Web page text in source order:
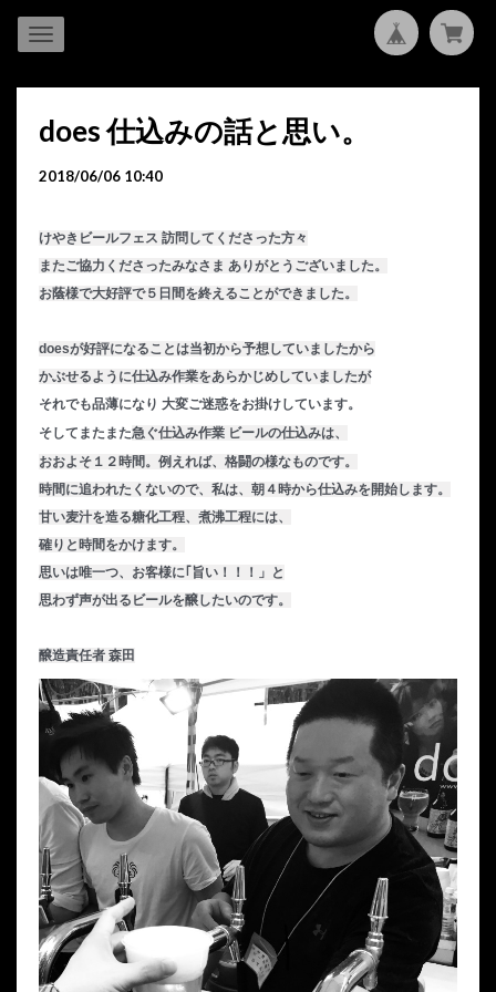
does 仕込みの話と思い。
2018/06/06 10:40
けやきビールフェス 訪問してくださった方々
またご協力くださったみなさま ありがとうございました。
お蔭様で大好評で５日間を終えることができました。
doesが好評になることは当初から予想していましたから
かぶせるように仕込み作業をあらかじめしていましたが
それでも品薄になり 大変ご迷惑をお掛けしています。
そしてまたまた急ぐ仕込み作業 ビールの仕込みは、
おおよそ１２時間。 例えれば、 格闘の様なものです。
時間に追われたくないので、 私は、朝４時から仕込みを開始します。
甘い麦汁を造る糖化工程、煮沸工程には、
確りと時間をかけます。
思いは唯一つ、お客様に｢旨い！！！」と
思わず声が出るビールを醸したいのです。
醸造責任者 森田